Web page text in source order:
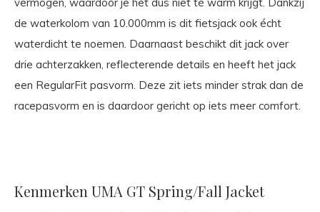
de waterkolom van 10.000mm is dit fietsjack ook écht
waterdicht te noemen. Daarnaast beschikt dit jack over
drie achterzakken, reflecterende details en heeft het jack
een RegularFit pasvorm. Deze zit iets minder strak dan de
racepasvorm en is daardoor gericht op iets meer comfort.
Kenmerken UMA GT Spring/Fall Jacket